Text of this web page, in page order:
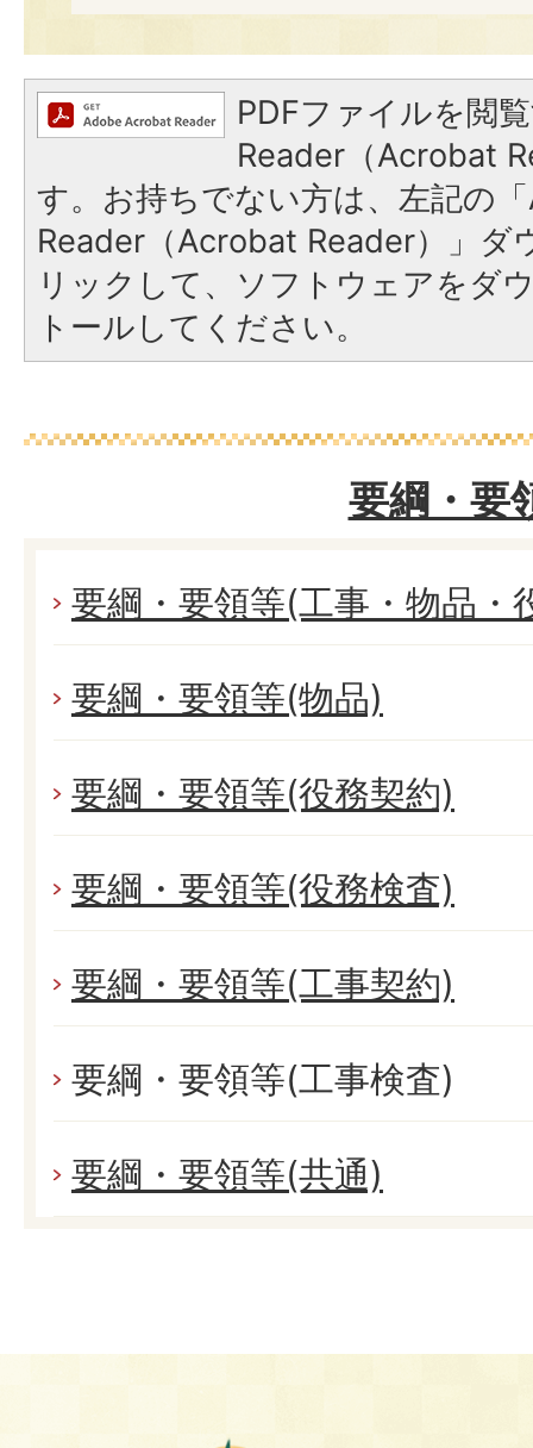
PDFファイルを閲
Reader（Acrobat
す。お持ちでない方は、左記の
Reader（Acrobat Reader）」ダ
リックして、ソフトウェアをダ
トールしてください。
要綱・要
要綱・要領等(工事・物品・
要綱・要領等(物品)
要綱・要領等(役務契約)
要綱・要領等(役務検査)
要綱・要領等(工事契約)
要綱・要領等(工事検査)
要綱・要領等(共通)